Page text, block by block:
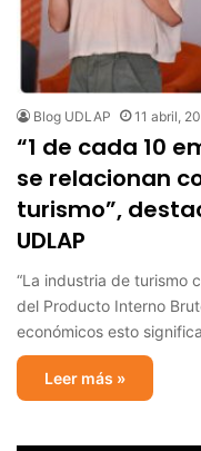
Blog UDLAP 11 abril,
“1 de cada 10
se relacionan
turismo”,
UDLAP
“La industria de turismo
del Producto Interno
económicos esto
Leer más »